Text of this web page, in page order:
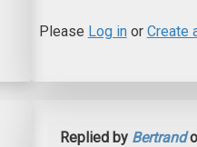
Please Log inor Create
Replied by Bertrand